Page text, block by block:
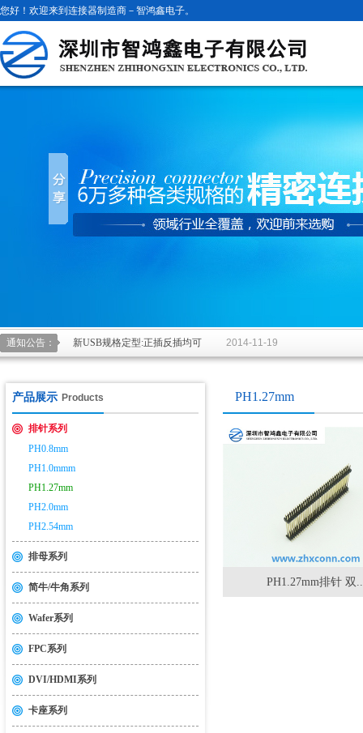
您好！欢迎来到连接器制造商－智鸿鑫电子。
通知公告： 新USB规格定型:正插反插均可 2014-11-19
产品展示 Products
排针系列
PH0.8mm
PH1.0mmm
PH1.27mm
PH2.0mm
PH2.54mm
排母系列
简牛/牛角系列
Wafer系列
FPC系列
DVI/HDMI系列
卡座系列
PH1.27mm
PH1.27mm排针 双